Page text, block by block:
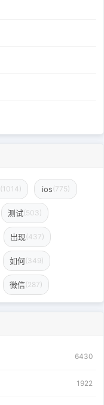
(1014) ios(775)
测试(503)
出现(437)
如何(349)
微信(287)
6430
1922